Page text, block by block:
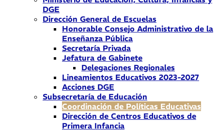
DGE
Dirección General de Escuelas
Honorable Consejo Administrativo de la
Enseñanza Pública
Secretaría Privada
Jefatura de Gabinete
Delegaciones Regionales
Lineamientos Educativos 2023-2027
Acciones DGE
Subsecretaría de Educación
Coordinación de Políticas Educativas
Dirección de Centros Educativos de
Primera Infancia